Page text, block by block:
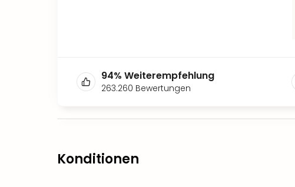
94% Weiterempfehlung
263.260 Bewertungen
Konditionen